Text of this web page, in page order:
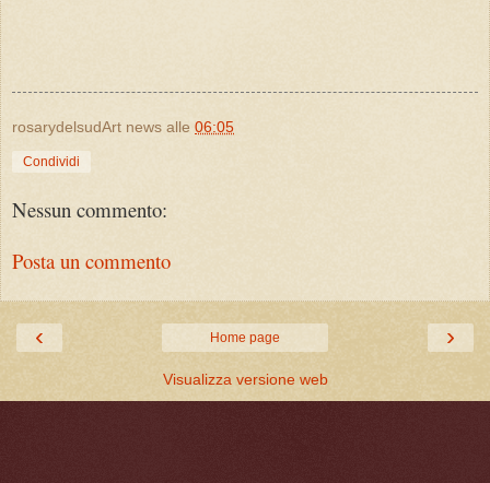
rosarydelsudArt news alle 06:05
Condividi
Nessun commento:
Posta un commento
‹ ›
Home page
Visualizza versione web